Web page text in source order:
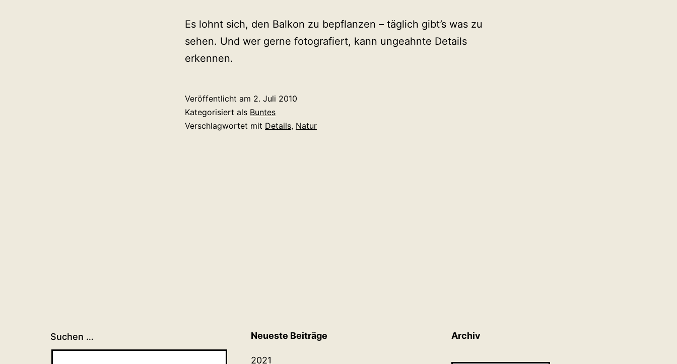
Es lohnt sich, den Balkon zu bepflanzen – täglich gibt’s was zu
sehen. Und wer gerne fotografiert, kann ungeahnte Details
erkennen.
Veröffentlicht am 2. Juli 2010
Kategorisiert als Buntes
Verschlagwortet mit Details, Natur
Suchen … Neueste Beiträge
2021
Archiv